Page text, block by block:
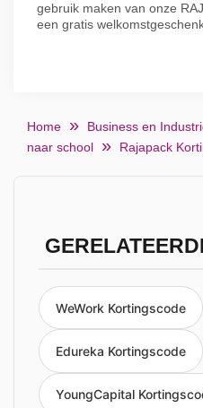
gebruik maken van onze
een gratis
Home Business en
naar school
Rajapack
WeWork Kortingscode
Edureka Kortingscode
YoungCapital